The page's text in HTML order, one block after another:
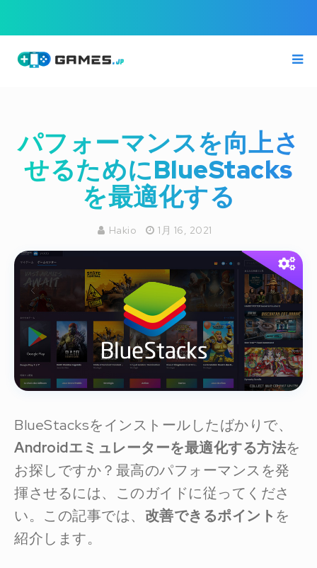
パフォーマンスを向上さ
せるためにBlueStacks
を最適化する
Hakio 1月 16, 2021
BlueStacksをインストールしたばかりで、
Androidエミュレーターを最適化する方法を
お探しですか？最高のパフォーマンスを発
揮させるには、このガイドに従ってくださ
い。この記事では、 改善できるポイント を
紹介します。